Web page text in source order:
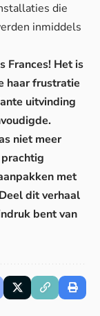
die
inmiddels
Frances! Het is
haar frustratie
uitvinding
niet meer
met
dit verhaal
bent van